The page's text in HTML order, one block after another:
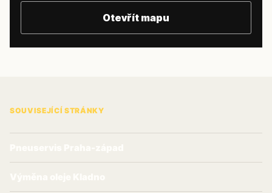
Otevřít mapu
SOUVISEJÍCÍ STRÁNKY